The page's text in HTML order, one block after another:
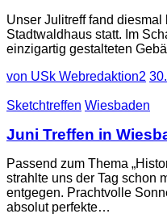
Unser Julitreff fand
Stadtwaldhaus statt. Im
einzigartig gestalteten
von USk Webredaktion2
Sketchtreffen Wiesbaden
Juni Treffen in
Passend zum Thema
strahlte uns der Tag schon
entgegen. Prachtvolle
absolut perfekte…